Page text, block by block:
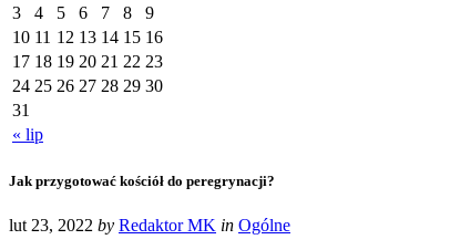
« lip
3
4 5 6 7 8
9
10 11 12 13 14 15 16
17 18 19 20 21 22 23
24 25 26 27 28 29 30
31
Jak przygotować kościół do peregrynacji?
lut 23, 2022 by Redaktor MK in Ogólne